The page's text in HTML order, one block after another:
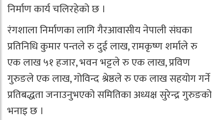
निर्माण कार्य चलिरहेको छ ।
रंगशाला निर्माणका लागि गैरआवासीय नेपाली संघका
प्रतिनिधि कुमार पन्तले रु दुई लाख, रामकृष्ण शर्माले रु
एक लाख ५१ हजार, भवन भट्टले रु एक लाख, प्रविण
गुरुङले एक लाख, गोविन्द श्रेष्ठले रु एक लाख सहयोग गर्ने
प्रतिबद्धता जनाउनुभएको समितिका अध्यक्ष सुरेन्द्र गुरुङको
भनाइ छ ।